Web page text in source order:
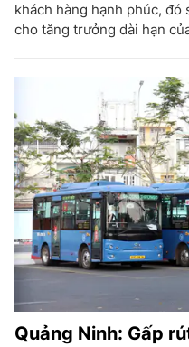
khách hàng hạnh phúc,
cho tăng trưởng dài hạn
Quảng Ninh: Gấp